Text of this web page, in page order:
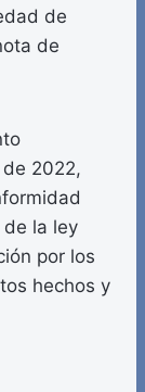
de
de
2022,
de la ley
por los
hechos y